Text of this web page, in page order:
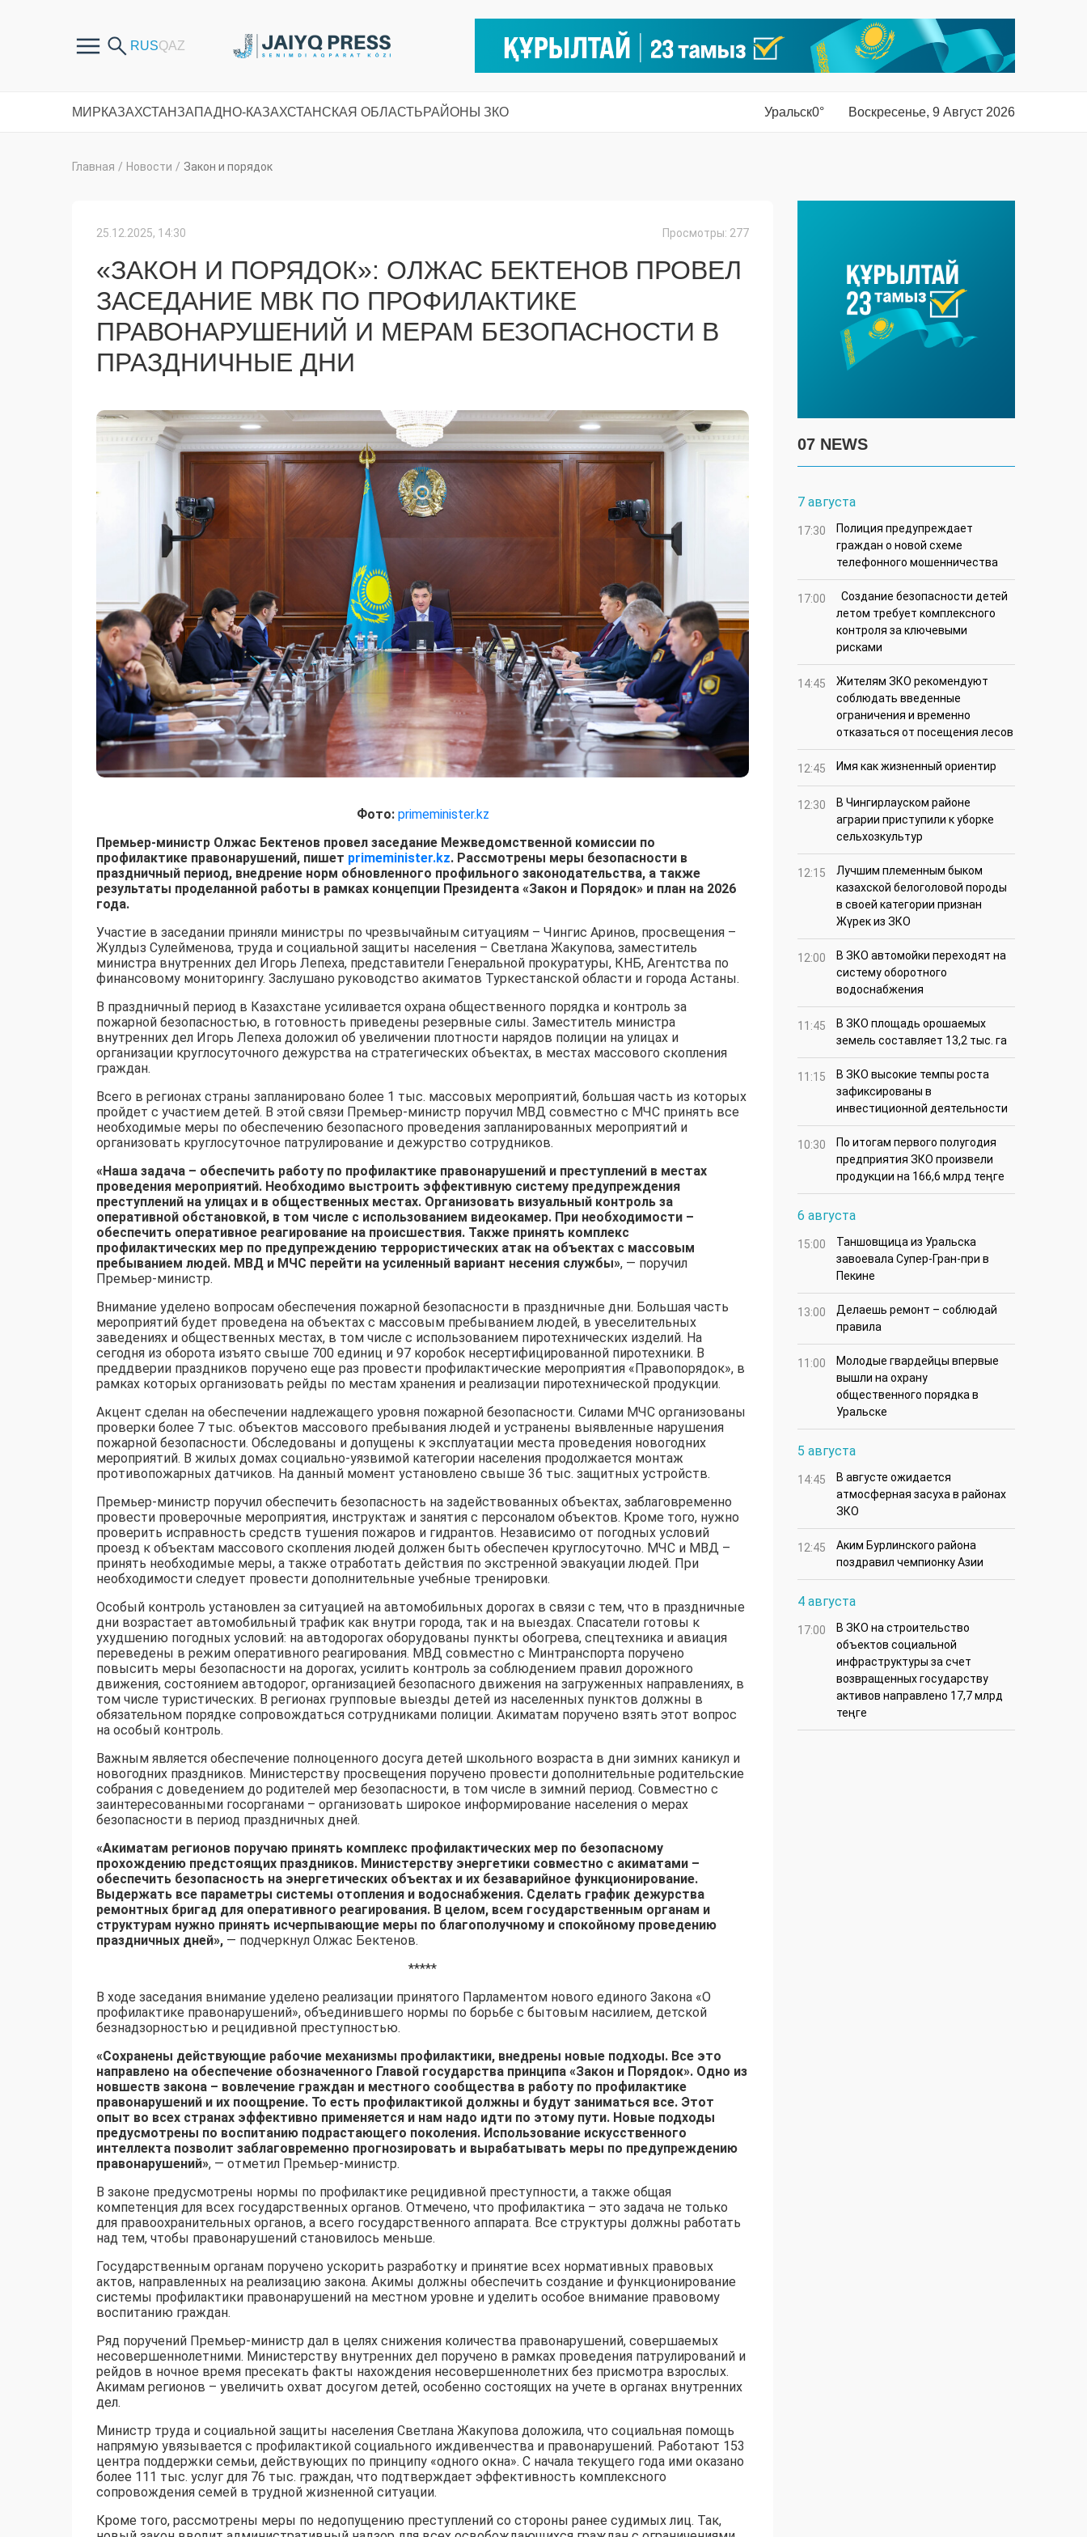
МИРКАЗАХСТАНЗАПАДНО-КАЗАХСТАНСКАЯ ОБЛАСТЬРАЙОНЫ ЗКО Уральск0° Воскресенье, 9 Август 2026
Главная / Новости / Закон и порядок
25.12.2025, 14:30 Просмотры: 277
«ЗАКОН И ПОРЯДОК»: ОЛЖАС БЕКТЕНОВ ПРОВЕЛ
ЗАСЕДАНИЕ МВК ПО ПРОФИЛАКТИКЕ
ПРАВОНАРУШЕНИЙ И МЕРАМ БЕЗОПАСНОСТИ В
ПРАЗДНИЧНЫЕ ДНИ
Фото: primeminister.kz
Премьер-министр Олжас Бектенов провел заседание Межведомственной комиссии по
профилактике правонарушений, пишет primeminister.kz. Рассмотрены меры безопасности в
праздничный период, внедрение норм обновленного профильного законодательства, а также
результаты проделанной работы в рамках концепции Президента «Закон и Порядок» и план на 2026
года.
Участие в заседании приняли министры по чрезвычайным ситуациям – Чингис Аринов, просвещения –
Жулдыз Сулейменова, труда и социальной защиты населения – Светлана Жакупова, заместитель
министра внутренних дел Игорь Лепеха, представители Генеральной прокуратуры, КНБ, Агентства по
финансовому мониторингу. Заслушано руководство акиматов Туркестанской области и города Астаны.
В праздничный период в Казахстане усиливается охрана общественного порядка и контроль за
пожарной безопасностью, в готовность приведены резервные силы. Заместитель министра
внутренних дел Игорь Лепеха доложил об увеличении плотности нарядов полиции на улицах и
организации круглосуточного дежурства на стратегических объектах, в местах массового скопления
граждан.
Всего в регионах страны запланировано более 1 тыс. массовых мероприятий, большая часть из которых
пройдет с участием детей. В этой связи Премьер-министр поручил МВД совместно с МЧС принять все
необходимые меры по обеспечению безопасного проведения запланированных мероприятий и
организовать круглосуточное патрулирование и дежурство сотрудников.
«Наша задача – обеспечить работу по профилактике правонарушений и преступлений в местах
проведения мероприятий. Необходимо выстроить эффективную систему предупреждения
преступлений на улицах и в общественных местах. Организовать визуальный контроль за
оперативной обстановкой, в том числе с использованием видеокамер. При необходимости –
обеспечить оперативное реагирование на происшествия. Также принять комплекс
профилактических мер по предупреждению террористических атак на объектах с массовым
пребыванием людей. МВД и МЧС перейти на усиленный вариант несения службы», — поручил
Премьер-министр.
Внимание уделено вопросам обеспечения пожарной безопасности в праздничные дни. Большая часть
мероприятий будет проведена на объектах с массовым пребыванием людей, в увеселительных
заведениях и общественных местах, в том числе с использованием пиротехнических изделий. На
сегодня из оборота изъято свыше 700 единиц и 97 коробок несертифицированной пиротехники. В
преддверии праздников поручено еще раз провести профилактические мероприятия «Правопорядок», в
рамках которых организовать рейды по местам хранения и реализации пиротехнической продукции.
Акцент сделан на обеспечении надлежащего уровня пожарной безопасности. Силами МЧС организованы
проверки более 7 тыс. объектов массового пребывания людей и устранены выявленные нарушения
пожарной безопасности. Обследованы и допущены к эксплуатации места проведения новогодних
мероприятий. В жилых домах социально-уязвимой категории населения продолжается монтаж
противопожарных датчиков. На данный момент установлено свыше 36 тыс. защитных устройств.
Премьер-министр поручил обеспечить безопасность на задействованных объектах, заблаговременно
провести проверочные мероприятия, инструктаж и занятия с персоналом объектов. Кроме того, нужно
проверить исправность средств тушения пожаров и гидрантов. Независимо от погодных условий
проезд к объектам массового скопления людей должен быть обеспечен круглосуточно. МЧС и МВД –
принять необходимые меры, а также отработать действия по экстренной эвакуации людей. При
необходимости следует провести дополнительные учебные тренировки.
Особый контроль установлен за ситуацией на автомобильных дорогах в связи с тем, что в праздничные
дни возрастает автомобильный трафик как внутри города, так и на выездах. Спасатели готовы к
ухудшению погодных условий: на автодорогах оборудованы пункты обогрева, спецтехника и авиация
переведены в режим оперативного реагирования. МВД совместно с Минтранспорта поручено
повысить меры безопасности на дорогах, усилить контроль за соблюдением правил дорожного
движения, состоянием автодорог, организацией безопасного движения на загруженных направлениях, в
том числе туристических. В регионах групповые выезды детей из населенных пунктов должны в
обязательном порядке сопровождаться сотрудниками полиции. Акиматам поручено взять этот вопрос
на особый контроль.
Важным является обеспечение полноценного досуга детей школьного возраста в дни зимних каникул и
новогодних праздников. Министерству просвещения поручено провести дополнительные родительские
собрания с доведением до родителей мер безопасности, в том числе в зимний период. Совместно с
заинтересованными госорганами – организовать широкое информирование населения о мерах
безопасности в период праздничных дней.
«Акиматам регионов поручаю принять комплекс профилактических мер по безопасному
прохождению предстоящих праздников. Министерству энергетики совместно с акиматами –
обеспечить безопасность на энергетических объектах и их безаварийное функционирование.
Выдержать все параметры системы отопления и водоснабжения. Сделать график дежурства
ремонтных бригад для оперативного реагирования. В целом, всем государственным органам и
структурам нужно принять исчерпывающие меры по благополучному и спокойному проведению
праздничных дней», — подчеркнул Олжас Бектенов.
*****
В ходе заседания внимание уделено реализации принятого Парламентом нового единого Закона «О
профилактике правонарушений», объединившего нормы по борьбе с бытовым насилием, детской
безнадзорностью и рецидивной преступностью.
«Сохранены действующие рабочие механизмы профилактики, внедрены новые подходы. Все это
направлено на обеспечение обозначенного Главой государства принципа «Закон и Порядок». Одно из
новшеств закона – вовлечение граждан и местного сообщества в работу по профилактике
правонарушений и их поощрение. То есть профилактикой должны и будут заниматься все. Этот
опыт во всех странах эффективно применяется и нам надо идти по этому пути. Новые подходы
предусмотрены по воспитанию подрастающего поколения. Использование искусственного
интеллекта позволит заблаговременно прогнозировать и вырабатывать меры по предупреждению
правонарушений», — отметил Премьер-министр.
В законе предусмотрены нормы по профилактике рецидивной преступности, а также общая
компетенция для всех государственных органов. Отмечено, что профилактика – это задача не только
для правоохранительных органов, а всего государственного аппарата. Все структуры должны работать
над тем, чтобы правонарушений становилось меньше.
Государственным органам поручено ускорить разработку и принятие всех нормативных правовых
актов, направленных на реализацию закона. Акимы должны обеспечить создание и функционирование
системы профилактики правонарушений на местном уровне и уделить особое внимание правовому
воспитанию граждан.
Ряд поручений Премьер-министр дал в целях снижения количества правонарушений, совершаемых
несовершеннолетними. Министерству внутренних дел поручено в рамках проведения патрулирований и
рейдов в ночное время пресекать факты нахождения несовершеннолетних без присмотра взрослых.
Акимам регионов – увеличить охват досугом детей, особенно состоящих на учете в органах внутренних
дел.
Министр труда и социальной защиты населения Светлана Жакупова доложила, что социальная помощь
напрямую увязывается с профилактикой социального иждивенчества и правонарушений. Работают 153
центра поддержки семьи, действующих по принципу «одного окна». С начала текущего года ими оказано
более 111 тыс. услуг для 76 тыс. граждан, что подтверждает эффективность комплексного
сопровождения семей в трудной жизненной ситуации.
Кроме того, рассмотрены меры по недопущению преступлений со стороны ранее судимых лиц. Так,
07 NEWS
7 августа
17:30
Полиция предупреждает
граждан о новой схеме
телефонного мошенничества
17:00
Создание безопасности детей
летом требует комплексного
контроля за ключевыми
рисками
14:45
Жителям ЗКО рекомендуют
соблюдать введенные
ограничения и временно
отказаться от посещения лесов
12:45 Имя как жизненный ориентир
12:30
В Чингирлауском районе
аграрии приступили к уборке
сельхозкультур
12:15
Лучшим племенным быком
казахской белоголовой породы
в своей категории признан
Жүрек из ЗКО
12:00
В ЗКО автомойки переходят на
систему оборотного
водоснабжения
11:45
В ЗКО площадь орошаемых
земель составляет 13,2 тыс. га
11:15
В ЗКО высокие темпы роста
зафиксированы в
инвестиционной деятельности
10:30
По итогам первого полугодия
предприятия ЗКО произвели
продукции на 166,6 млрд теңге
6 августа
15:00
Таншовщица из Уральска
завоевала Супер-Гран-при в
Пекине
13:00
Делаешь ремонт – соблюдай
правила
11:00
Молодые гвардейцы впервые
вышли на охрану
общественного порядка в
Уральске
5 августа
14:45
В августе ожидается
атмосферная засуха в районах
ЗКО
12:45
Аким Бурлинского района
поздравил чемпионку Азии
4 августа
17:00
В ЗКО на строительство
объектов социальной
инфраструктуры за счет
возвращенных государству
активов направлено 17,7 млрд
теңге